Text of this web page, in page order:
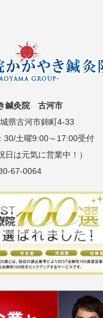
鍼灸院 古河市
県古河市錦町4-33
30/土曜9:00～17:00受付
は元気に営業中！）
67-0064